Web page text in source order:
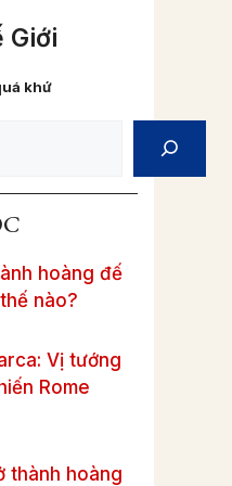
Giới
khứ
hoàng đế
nào?
Vị tướng
Rome
thành hoàng